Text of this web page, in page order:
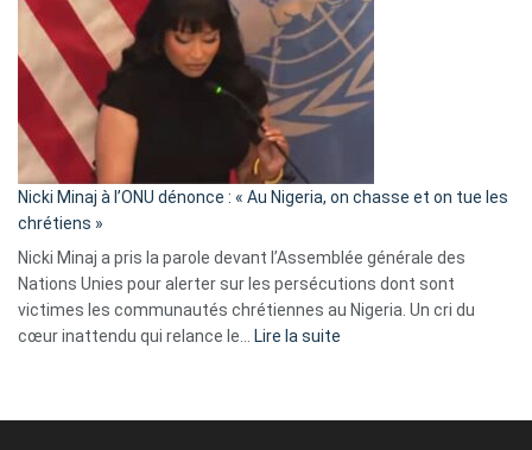
exulte
« Zemmour
a
tout
parle
ses
tripes »
Nicki Minaj à l’ONU dénonce : « Au Nigeria, on chasse et on tue les
chrétiens »
Nicki Minaj a pris la parole devant l’Assemblée générale des
Nations Unies pour alerter sur les persécutions dont sont
victimes les communautés chrétiennes au Nigeria. Un cri du
cœur inattendu qui relance le… Lire la suite